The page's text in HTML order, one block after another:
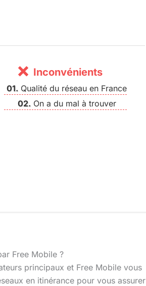
Inconvénients
Qualité du réseau en France
On a du mal à trouver
Free Mobile ?
principaux et Free Mobile vous
en itinérance pour vous assurer